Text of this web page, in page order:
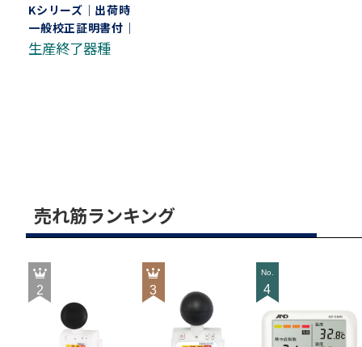
Kシリーズ｜出荷時
一般校正証明書付｜
最小表示0.02g～1g
生産終了器種
売れ筋ランキング
2 3 4